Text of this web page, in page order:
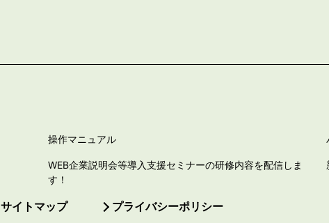
操作マニュアル
WEB企業説明会等導入支援セミナーの研修内容を配信しま
す！
サイトマップ プライバシーポリシー